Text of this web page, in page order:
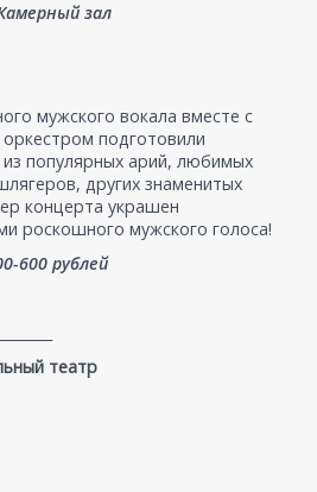
зал
мужского вокала вместе с
подготовили
популярных арий, любимых
других знаменитых
концерта украшен
роскошного мужского голоса!
600 рублей
театр